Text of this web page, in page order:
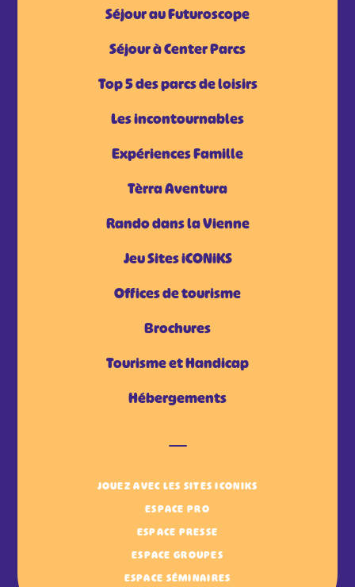
Séjour au Futuroscope
Séjour à Center Parcs
Top 5 des parcs de loisirs
Les incontournables
Expériences Famille
Tèrra Aventura
Rando dans la Vienne
Jeu Sites iCONiKS
Offices de tourisme
Brochures
Tourisme et Handicap
Hébergements
JOUEZ AVEC LES SITES ICONIKS
ESPACE PRO
ESPACE PRESSE
ESPACE GROUPES
ESPACE SÉMINAIRES